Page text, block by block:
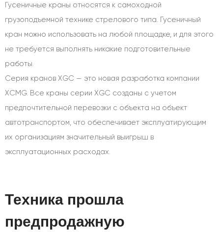
Гусеничные краны относятся к самоходной
грузоподъемной технике стрелового типа. Гусеничный
кран можно использовать на любой площадке, и для этого
не требуется выполнять никакие подготовительные
работы.
Серия кранов XGC — это новая разработка компании
XCMG. Все краны серии XGC созданы с учетом
предпочтительной перевозки с объекта на объект
автотранспортом, что обеспечивает эксплуатирующим
их организациям значительный выигрыш в
эксплуатационных расходах.
Техника прошла
предпродажную